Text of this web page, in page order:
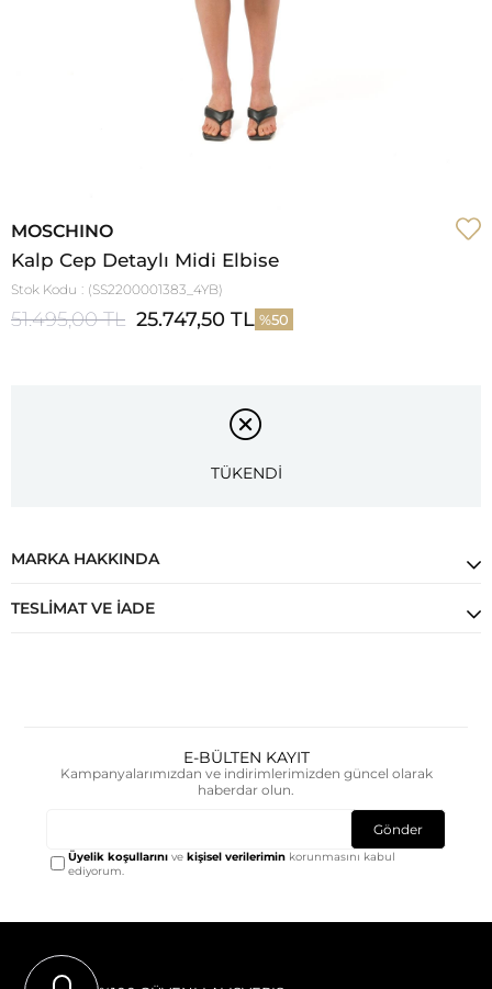
MOSCHINO
Kalp Cep Detaylı Midi Elbise
Stok Kodu (SS2200001383_4YB)
51.495,00 TL 25.747,50 TL 50
TÜKENDİ
MARKA HAKKINDA
TESLIMAT VE İADE
E-BÜLTEN KAYIT
Kampanyalarımızdan ve indirimlerimizden güncel olarak
haberdar olun.
Gönder
Üyelik koşullarını vekişisel verilerimin korunmasını kabul
ediyorum.